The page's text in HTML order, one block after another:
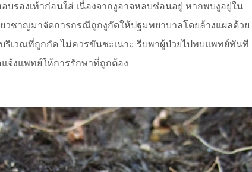
บรองเท้าก่อนใส่ เนื่องจากงูอาจหลบซ่อนอยู่ หากพบงูอยู่ใน
ยวชาญมาจัดการกรณีถูกงูกัดให้ปฐมพยาบาลโดยล้างแผลด้วย
ริเวณที่ถูกกัด ไม่ควรขันชะเนาะ รีบพาผู้ป่วยไปพบแพทย์ทันที
จ้งแพทย์ให้การรักษาที่ถูกต้อง